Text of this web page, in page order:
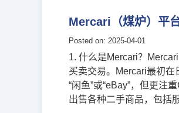
Mercari（煤炉）平
Posted on: 2025-04-01
1. 什么是Mercari？
买卖交易。Mercari最初
“闲鱼”或“eBay”，但更注
出售各种二手商品，包括